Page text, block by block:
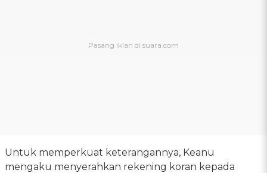
Untuk memperkuat keterangannya, Keanu
mengaku menyerahkan rekening koran kepada